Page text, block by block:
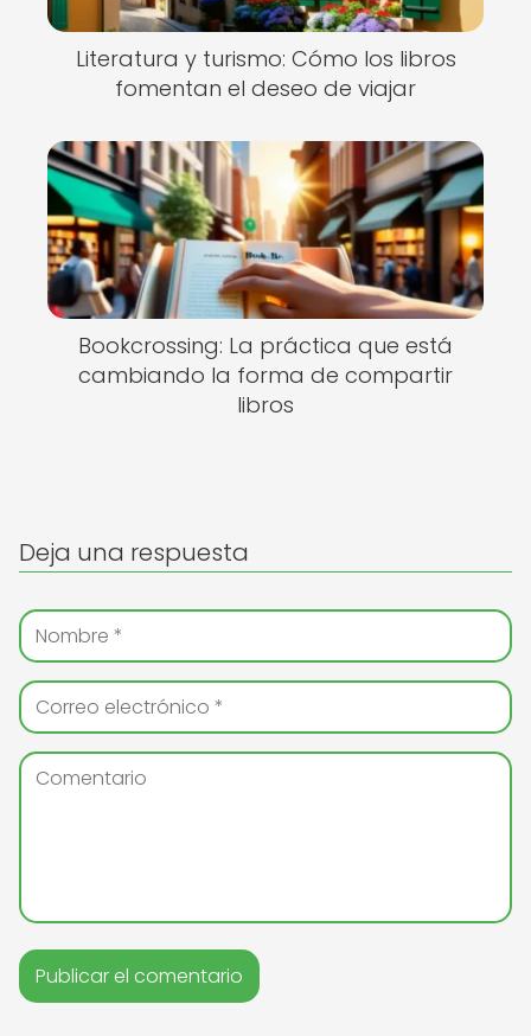
Literatura y turismo: Cómo los libros
fomentan el deseo de viajar
Bookcrossing: La práctica que está
cambiando la forma de compartir
libros
Deja una respuesta